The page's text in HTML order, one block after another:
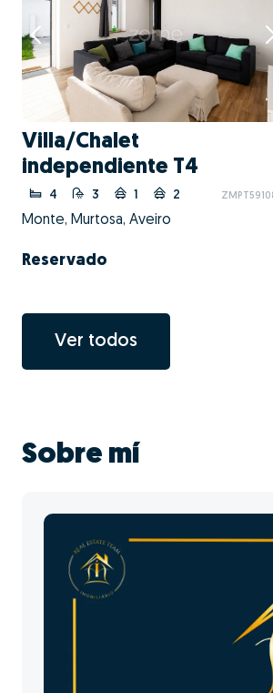
Villa/Chalet
independiente T4
4 3 1 2
Monte, Murtosa, Aveiro
Reservado
Ver todos
Sobre mí